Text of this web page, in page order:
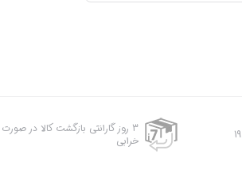
3 روز گارانتی بازگشت کالا در صورت
خرابی